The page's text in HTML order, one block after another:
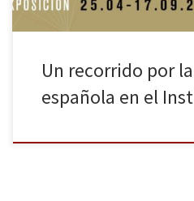
Un recorrido por
española en el